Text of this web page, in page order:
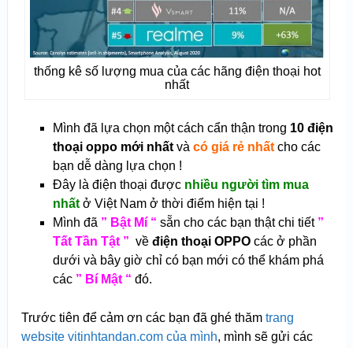
thống kê số lượng mua của các hãng điện thoại hot
nhất
Mình đã lựa chọn một cách cẩn thận trong 10 điện
thoại oppo mới nhấtvà có giá rẻ nhấtcho các
bạn dễ dàng lựa chọn !
Đây là điện thoại được nhiều người tìm mua
nhấtở Việt Nam ở thời điểm hiện tại !
Mình đã ” Bật Mí “ sẵn cho các bạn thật chi tiết ”
Tất Tần Tật ” về điện thoại OPPOcác ở phần
dưới và bây giờ chỉ có bạn mới có thể khám phá
các” Bí Mật “ đó.
Trước tiên để cảm ơn các bạn đã ghé thămtrang
website vitinhtandan.com của mình, mình sẽ gửi các